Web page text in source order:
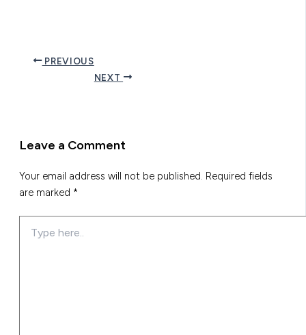
PREVIOUS
NEXT
Leave a Comment
Your email address will not be published. Required fields
are marked *
here..